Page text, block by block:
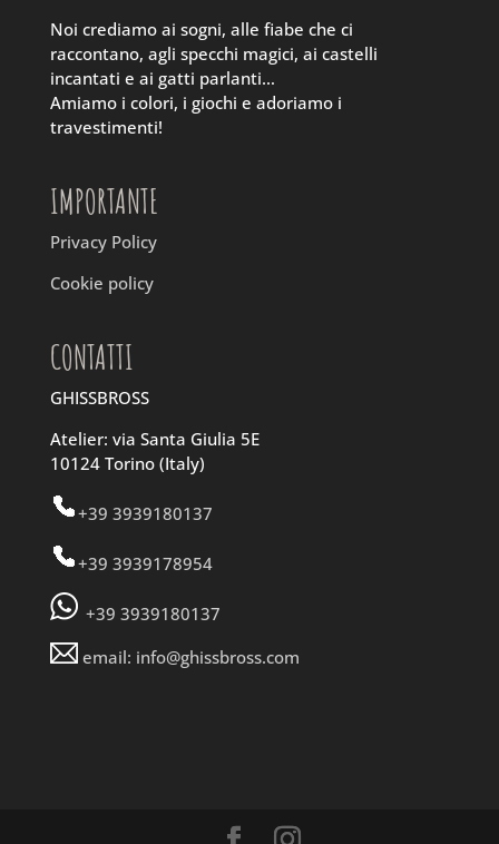
Noi crediamo ai sogni, alle fiabe che ci
raccontano, agli specchi magici, ai castelli
incantati e ai gatti parlanti…
Amiamo i colori, i giochi e adoriamo i
travestimenti!
IMPORTANTE
Privacy Policy
Cookie policy
CONTATTI
GHISSBROSS
Atelier: via Santa Giulia 5E
10124 Torino (Italy)
+39 3939180137
+39 3939178954
+39 3939180137
email: info@ghissbross.com